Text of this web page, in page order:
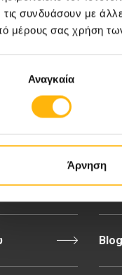
τις συνδυάσουν με
μέρους σας χρήση
Αναγκαία
Άρνηση
να
ΙΑΣΩ
Blog